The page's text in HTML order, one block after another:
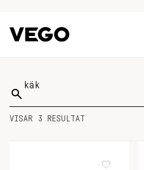
Sök
på:
VISAR 3 RESULTAT